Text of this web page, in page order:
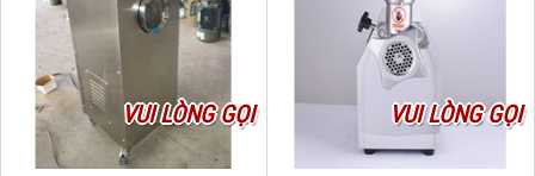
VUI LÒNG GỌI VUI LÒNG GỌI